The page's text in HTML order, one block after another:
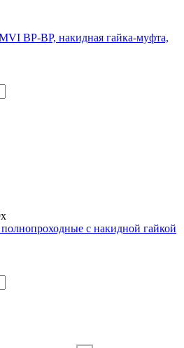
ВР-ВР, накидная гайка-муфта,
с накидной гайкой